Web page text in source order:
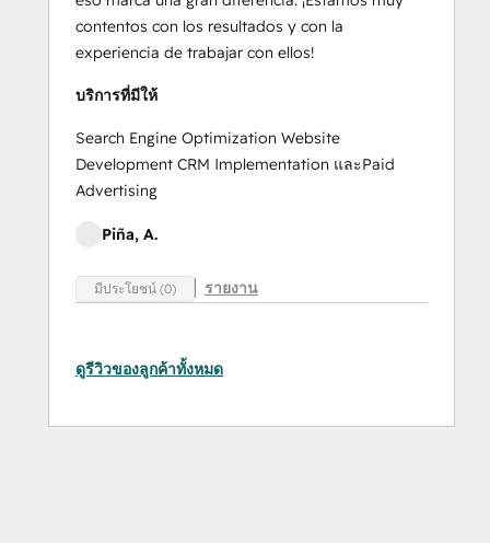
contentos con los resultados y con la
experiencia de trabajar con ellos!
บริการที่มีให้
Search Engine Optimization Website
Development CRM Implementation และPaid
Advertising
Piña, A.
มีประโยชน์ (0) รายงาน
ดูรีวิวของลูกค้าทั้งหมด